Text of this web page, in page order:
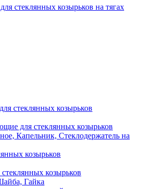
стеклянных козырьков на тягах
стеклянных козырьков
для стеклянных козырьков
Капельник, Стеклодержатель на
козырьков
козырьков
Гайка